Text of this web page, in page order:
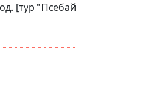
[тур "Псебай